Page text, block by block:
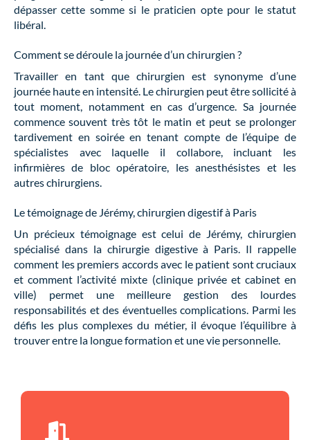
dépasser cette somme si le praticien opte pour le statut
libéral.
Comment se déroule la journée d’un chirurgien ?
Travailler en tant que chirurgien est synonyme d’une
journée haute en intensité. Le chirurgien peut être sollicité à
tout moment, notamment en cas d’urgence. Sa journée
commence souvent très tôt le matin et peut se prolonger
tardivement en soirée en tenant compte de l’équipe de
spécialistes avec laquelle il collabore, incluant les
infirmières de bloc opératoire, les anesthésistes et les
autres chirurgiens.
Le témoignage de Jérémy, chirurgien digestif à Paris
Un précieux témoignage est celui de Jérémy, chirurgien
spécialisé dans la chirurgie digestive à Paris. Il rappelle
comment les premiers accords avec le patient sont cruciaux
et comment l’activité mixte (clinique privée et cabinet en
ville) permet une meilleure gestion des lourdes
responsabilités et des éventuelles complications. Parmi les
défis les plus complexes du métier, il évoque l’équilibre à
trouver entre la longue formation et une vie personnelle.